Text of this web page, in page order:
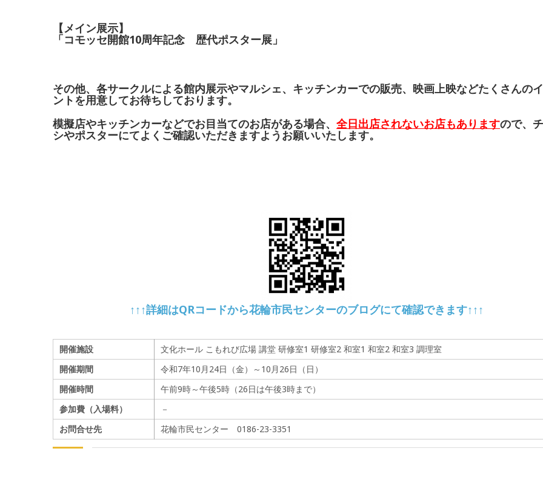
【メイン展示】
「コモッセ開館10周年記念 歴代ポスター展」
その他、各サークルによる館内展示やマルシェ、キッチンカーでの販売、映画上映などたくさんの
ントを用意してお待ちしております。
模擬店やキッチンカーなどでお目当てのお店がある場合、 全日出店されないお店もありますので、
シやポスターにてよくご確認いただきますようお願いいたします。
↑↑↑詳細はQRコードから花輪市民センターのブログにて確認できます↑↑↑
開催施設
文化ホール こもれび広場 講堂 研修室1 研修室2 和室1 和室2 和室3 調理室
開催期間
令和7年10月24日（金）～10月26日（日）
開催時間
午前9時～午後5時（26日は午後3時まで）
参加費（入場料）
－
お問合せ先
花輪市民センター 0186-23-3351